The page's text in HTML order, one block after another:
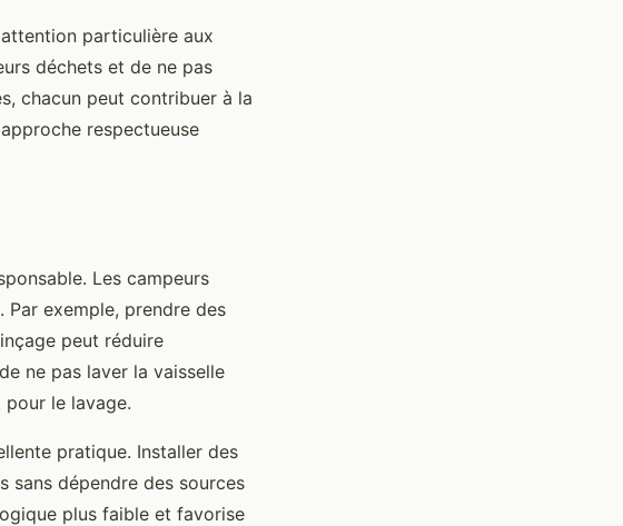
particulière aux
déchets et de ne pas
chacun peut contribuer à la
respectueuse
Les campeurs
exemple, prendre des
peut réduire
ne pas laver la vaisselle
le lavage.
pratique. Installer des
sans dépendre des sources
plus faible et favorise